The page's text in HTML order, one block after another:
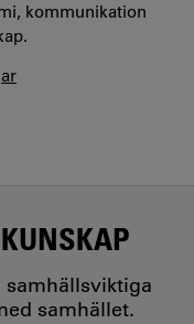
kommunikation
samhället.